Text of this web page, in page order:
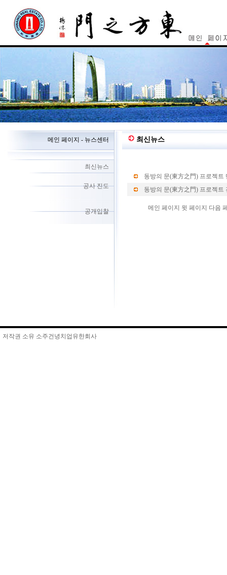
메인 페이지 - 뉴스센터
최신뉴스
공사 진도
공개입찰
최신뉴스
동방의 문(東方之門) 프로젝트
동방의 문(東方之門) 프로젝트
메인 페이지 윗 페이지 다음
저작권 소유 소주건녕치업유한회사